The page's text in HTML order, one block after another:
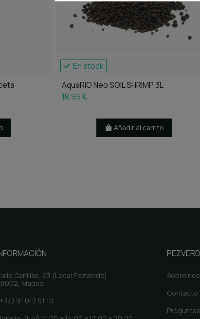
En stock
AquaRIO Neo SOIL SHRIMP 3L
18,95 €
Añadir al carrito
Canillas, 23 (Local PezVerde)
Madrid
91 012 51 10
Sobre
Contacto